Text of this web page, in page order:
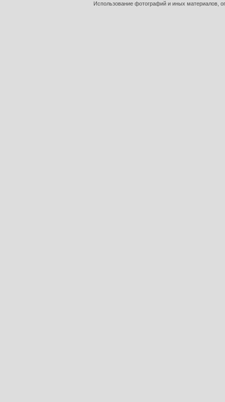
Использование фотографий и иных материалов,